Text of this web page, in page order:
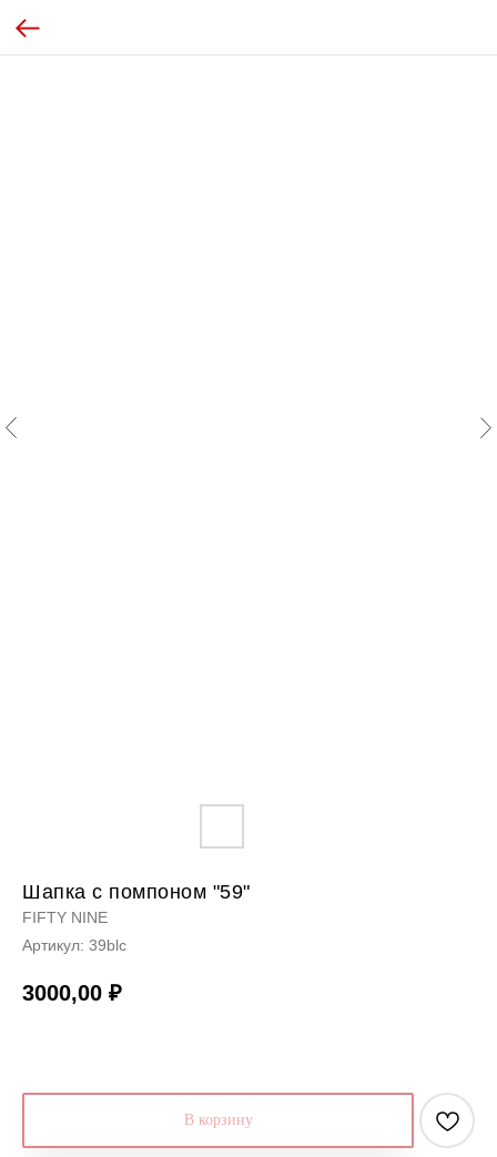
Шапка с помпоном "59"
FIFTY NINE
Артикул: 39blc
3000,00 ₽
В корзину